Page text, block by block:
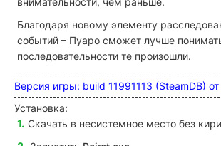
Благодаря новому элементу
событий – Пуаро сможет лучше
последовательности те произошли.
Версия игры: build 11991113 (SteamDB)
Установка:
Скачать в несистемное место без